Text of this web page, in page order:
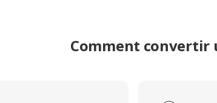
Comment convertir